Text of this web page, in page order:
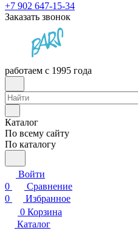
+7 902 647-15-34
Заказать звонок
работаем с 1995 года
Каталог
По всему сайту
По каталогу
Войти
0
Сравнение
0
Избранное
0 Корзина
Каталог